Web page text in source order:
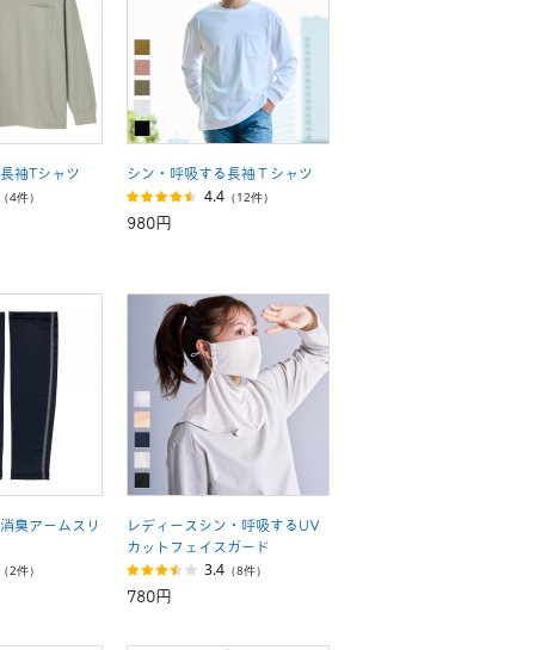
袖Tシャツ
4件）
シン・呼吸する長袖Ｔシャツ
4.4 （12件）
980円
臭アームスリ
2件）
レディースシン・呼吸するUV
カットフェイスガード
3.4 （8件）
780円